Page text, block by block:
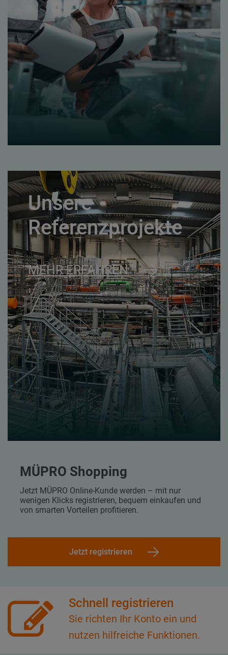
Unsere
Referenzprojekte
MEHR ERFAHREN
MÜPRO Shopping
Jetzt MÜPRO Online-Kunde werden – mit nur
wenigen Klicks registrieren, bequem einkaufen und
von smarten Vorteilen profitieren.
Jetzt registrieren
Schnell registrieren
Sie richten Ihr Konto ein und
nutzen hilfreiche Funktionen.